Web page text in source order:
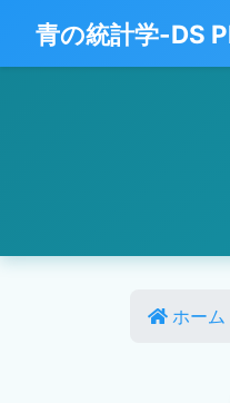
青の統計学-DS
ホーム